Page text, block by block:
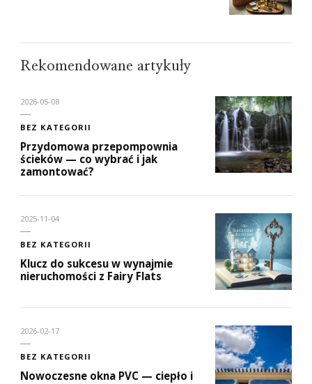
Rekomendowane artykuły
2026-05-08
BEZ KATEGORII
Przydomowa przepompownia
ścieków — co wybrać i jak
zamontować?
2025-11-04
BEZ KATEGORII
Klucz do sukcesu w wynajmie
nieruchomości z Fairy Flats
2026-02-17
BEZ KATEGORII
Nowoczesne okna PVC — ciepło i